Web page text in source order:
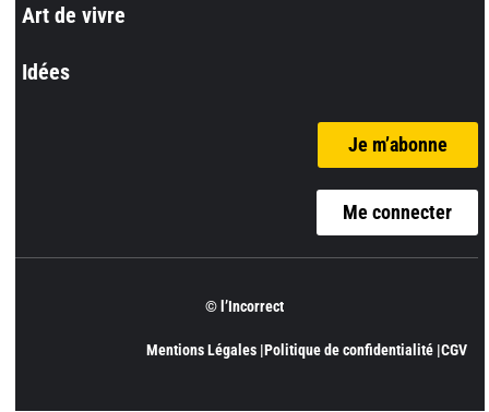
Art de vivre
Idées
Je m’abonne
Me connecter
© l’Incorrect
Mentions Légales |Politique de confidentialité |CGV